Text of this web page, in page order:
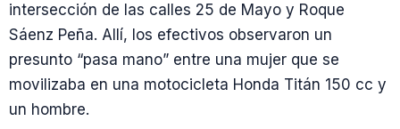
intersección de las calles 25 de Mayo y Roque
Sáenz Peña. Allí, los efectivos observaron un
presunto “pasa mano” entre una mujer que se
movilizaba en una motocicleta Honda Titán 150 cc y
un hombre.